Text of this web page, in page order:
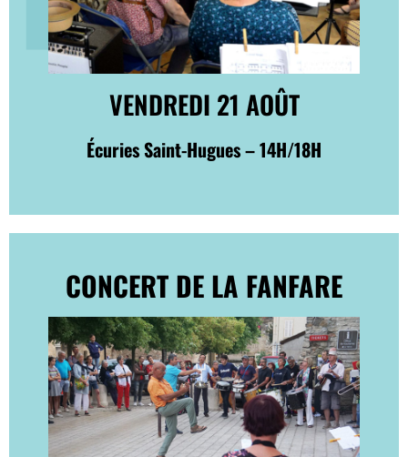
VENDREDI 21 AOÛT
Écuries Saint-Hugues – 14H/18H
CONCERT DE LA FANFARE